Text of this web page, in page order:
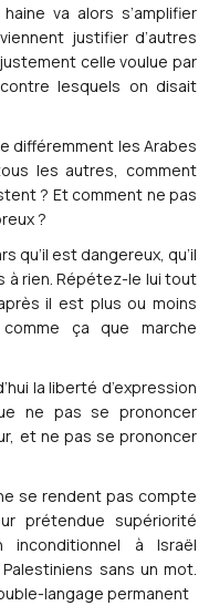
va alors s’amplifier
justifier d’autres
celle voulue par
lesquels on disait
différemment les Arabes
les autres, comment
? Et comment ne pas
?
qu’il est dangereux, qu’il
à rien. Répétez-le lui tout
il est plus ou moins
comme ça que marche
la liberté d’expression
ne pas se prononcer
et ne pas se prononcer
se rendent pas compte
prétendue supériorité
inconditionnel à Israël
sans un mot.
langage permanent